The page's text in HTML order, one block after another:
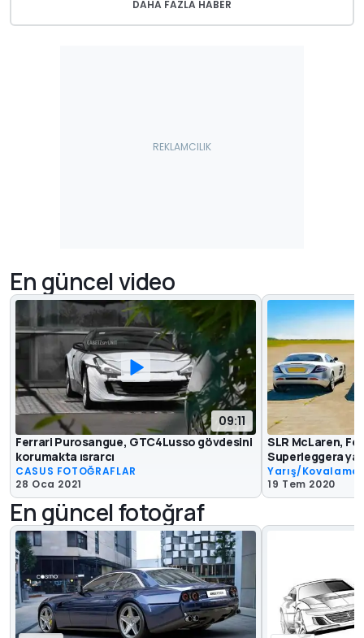
DAHA FAZLA HABER
En güncel video
09:11
Ferrari Purosangue, GTC4Lusso gövdesini
korumakta ısrarcı
CASUS FOTOĞRAFLAR
28 Oca 2021
SLR McLaren,
Superleggera
Yarış/
19 Tem 2020
En güncel fotoğraf